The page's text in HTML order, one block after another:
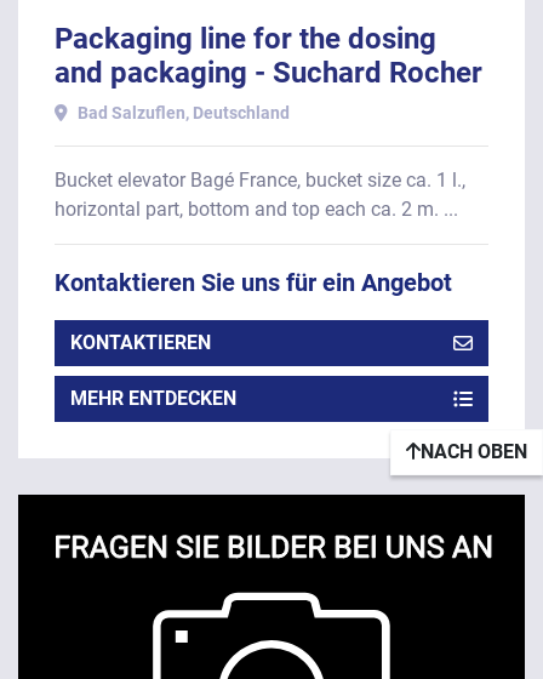
Packaging line for the dosing
and packaging - Suchard Rocher
in carton bags with carton box
Bad Salzuflen, Deutschland
Bucket elevator Bagé France, bucket size ca. 1 l.,
horizontal part, bottom and top each ca. 2 m. ...
Kontaktieren Sie uns für ein Angebot
KONTAKTIEREN
MEHR ENTDECKEN
NACH OBEN